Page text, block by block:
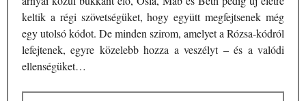
keltik a régi szövetségüket, hogy együtt megfejtsenek még
egy utolsó kódot. De minden szirom, amelyet a Rózsa-kódról
lefejtenek, egyre közelebb hozza a veszélyt – és a valódi
ellenségüket…